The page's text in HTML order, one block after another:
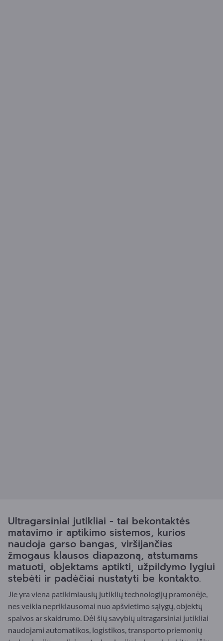
Ultragarsiniai jutikliai - tai bekontaktės
matavimo ir aptikimo sistemos, kurios
naudoja garso bangas, viršijančias
žmogaus klausos diapazoną, atstumams
matuoti, objektams aptikti, užpildymo lygiui
stebėti ir padėčiai nustatyti be kontakto.
Jie yra viena patikimiausių jutiklių technologijų pramonėje,
nes veikia nepriklausomai nuo apšvietimo sąlygų, objektų
spalvos ar skaidrumo. Dėl šių savybių ultragarsiniai jutikliai
naudojami automatikos, logistikos, transporto priemonių